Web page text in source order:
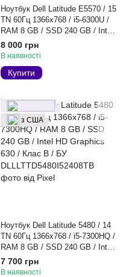
Ноутбук Dell Latitude E5570 / 15
TN 60Гц 1366x768 / i5-6300U /
RAM 8 GB / SSD 240 GB / Intel
HD Graphics 520 / Клас A- / БУ
8 000 грн
В наявності
Купити
з США
Ноутбук Dell Latitude 5480 / 14
TN 60Гц 1366x768 / i5-7300HQ /
RAM 8 GB / SSD 240 GB / Intel
HD Graphics 630 / Клас B / БУ
7 700 грн
В наявності